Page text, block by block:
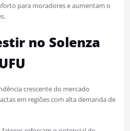
para moradores e aumentam o
no Solenza
crescente do mercado
em regiões com alta demanda de